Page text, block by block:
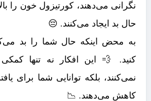
نگرانی می‌دهند، کورتیزول خون را
حال بد ایجاد می‌کنند. 😔
به محض اینکه حال شما را بد
کنید. 💨 این افکار نه تنها
نمی‌کنند، بلکه توانایی شما برای
کاهش می‌دهند. 📉